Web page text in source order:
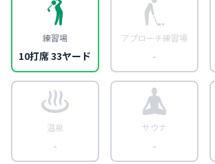
練習場
10打席 33ヤード
アプローチ練習場
-
温泉
-
サウナ
-